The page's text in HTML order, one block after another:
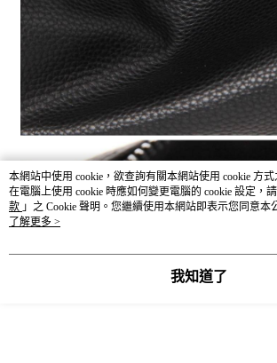
本網站中使用 cookie，欲查詢有關本網站使用 cookie 方
在電腦上使用 cookie 時應如何變更電腦的 cookie 設定，
款 」之 Cookie 聲明。您繼續使用本網站即表示您同意本
之 Cookie 聲明使用 cookie。
了解更多 >
我知道了